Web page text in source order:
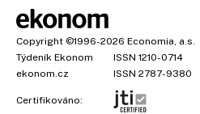
Copyright ©1996-2026 Economia, a.s.
Týdeník Ekonom
ISSN 1210-0714
ekonom.cz
ISSN 2787-9380
Certifikováno: